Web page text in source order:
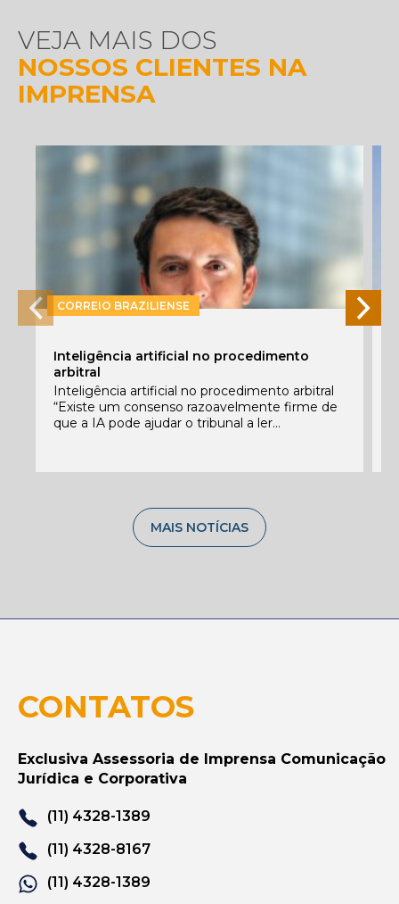
VEJA MAIS DOS
NOSSOS CLIENTES NA
IMPRENSA
CORREIO BRAZILIENSE
Inteligência artificial no procedimento
arbitral
Inteligência artificial no procedimento arbitral
“Existe um consenso razoavelmente firme de
que a IA pode ajudar o tribunal a ler...
MAIS NOTÍCIAS
CONTATOS
Exclusiva Assessoria de Imprensa Comunicação
Jurídica e Corporativa
(11) 4328-1389
(11) 4328-8167
(11) 4328-1389